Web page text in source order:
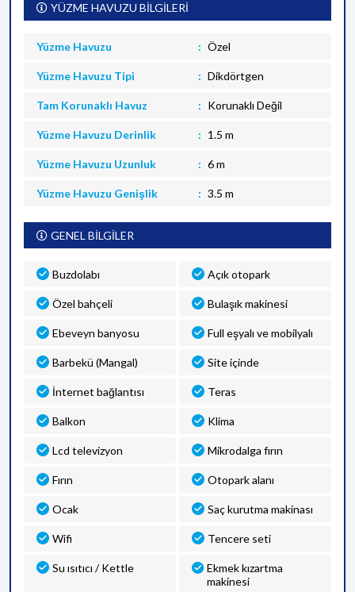
YÜZME HAVUZU BİLGİLERİ
Yüzme Havuzu Özel
Yüzme Havuzu Tipi Dikdörtgen
Tam Korunaklı Havuz Korunaklı Değil
Yüzme Havuzu Derinlik 1.5 m
Yüzme Havuzu Uzunluk 6 m
Yüzme Havuzu Genişlik 3.5 m
GENEL BİLGİLER
Buzdolabı Açık otopark
Özel bahçeli Bulaşık makinesi
Ebeveyn banyosu Full eşyalı ve mobilyalı
Barbekü (Mangal) Site içinde
İnternet bağlantısı Teras
Balkon Klima
Lcd televizyon Mikrodalga fırın
Fırın Otopark alanı
Ocak Saç kurutma makinası
Wifi Tencere seti
Su ısıtıcı / Kettle
Ekmek kızartma
makinesi